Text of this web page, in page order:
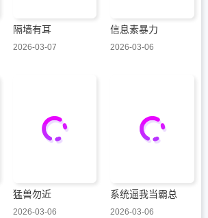
隔墙有耳
2026-03-07
信息素暴力
2026-03-06
猛兽勿近
2026-03-06
系统逼我当霸总
2026-03-06